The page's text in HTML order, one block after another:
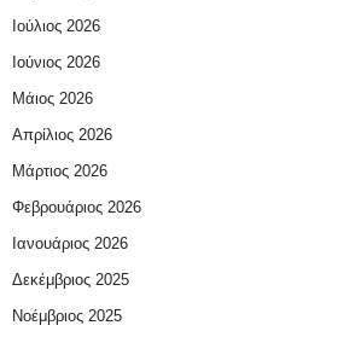
Ιούλιος 2026
Ιούνιος 2026
Μάιος 2026
Απρίλιος 2026
Μάρτιος 2026
Φεβρουάριος 2026
Ιανουάριος 2026
Δεκέμβριος 2025
Νοέμβριος 2025